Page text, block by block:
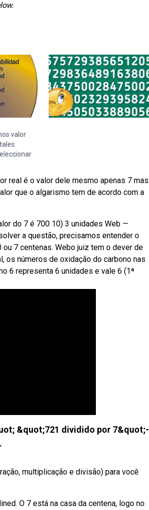
valor
real é o valor dele mesmo apenas 7 mas
que o algarismo tem de acordo com a
do 7 é 700 10) 3 unidades Web —
a questão, precisamos entender o
7 centenas. Webo juiz tem o dever de
os números de oxidação do carbono nas
6 representa 6 unidades e vale 6 (1ª
&quot;721 dividido por 7&quot;-
multiplicação e divisão) para você
O 7 está na casa da centena, logo no